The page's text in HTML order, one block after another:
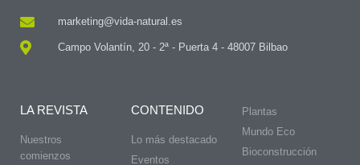
marketing@vida-natural.es
Campo Volantín, 20 - 2ª - Puerta 4 - 48007 Bilbao
LA REVISTA
Nuestros
comienzos
CONTENIDO
Lo más destacado
Eventos
Plantas
Mundo Eco
Bioconstrucción